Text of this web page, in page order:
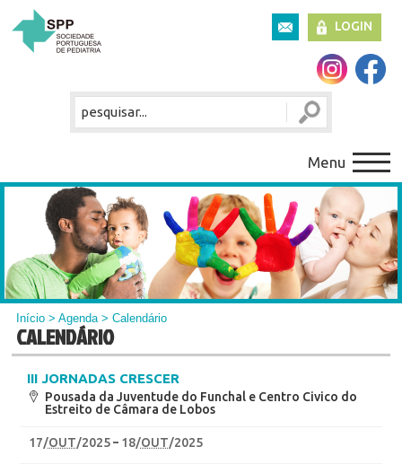
LOGIN
Menu
Início >Agenda> Calendário
CALENDÁRIO
III JORNADAS CRESCER
Pousada da Juventude do Funchal e Centro Civico do
Estreito de Câmara de Lobos
17/OUT/2025 18/OUT/2025